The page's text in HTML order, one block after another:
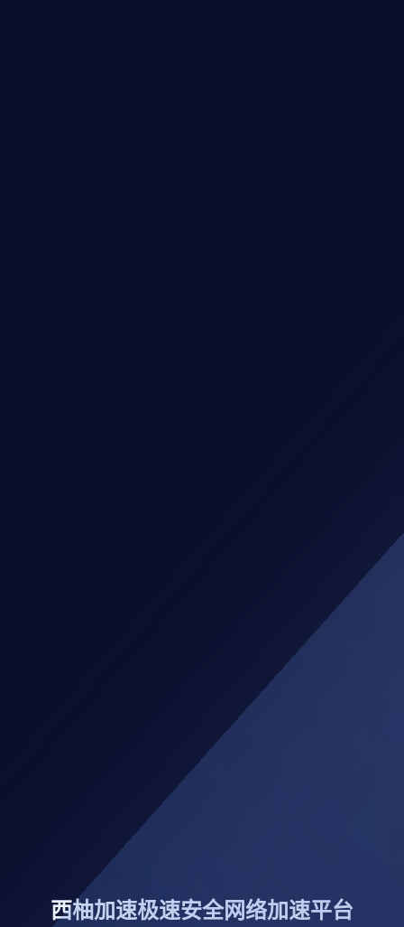
西柚加速极速安全网络加速平台